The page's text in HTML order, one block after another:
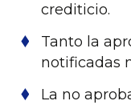
crediticio.
Tanto la
notificadas
La no